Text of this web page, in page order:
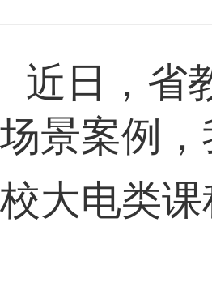
近日，省
场景案例，
校大电类